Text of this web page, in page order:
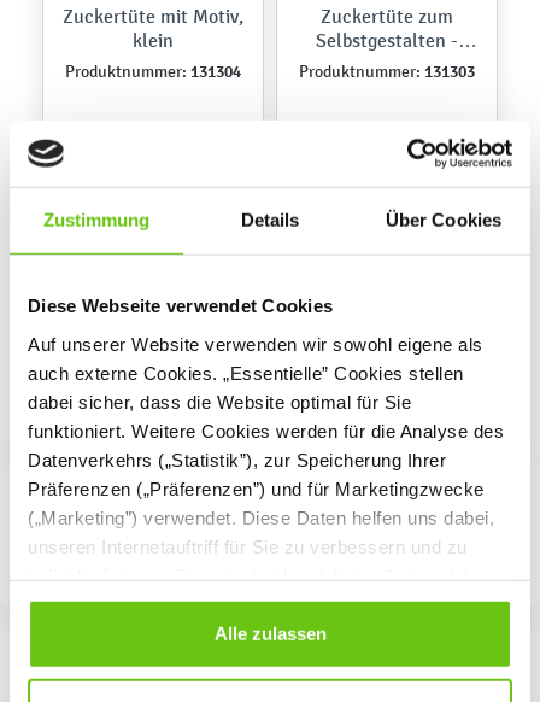
Zustimmung Details Über Cookies
Diese Webseite verwendet Cookies
Auf unserer Website verwenden wir sowohl eigene als
auch externe Cookies. „Essentielle” Cookies stellen
dabei sicher, dass die Website optimal für Sie
funktioniert. Weitere Cookies werden für die Analyse des
Datenverkehrs („Statistik”), zur Speicherung Ihrer
Präferenzen („Präferenzen”) und für Marketingzwecke
(„Marketing”) verwendet. Diese Daten helfen uns dabei,
unseren Internetauftriff für Sie zu verbessern und zu
Cookies Sie erlauben. Verweigern Sie Ihre Zustimmung,
wählen Sie „Alle ablehnen” – in diesem Fall werden nur
Daten verarbeitet, die für den Besuch unserer Website
Alle zulassen
Zuckertüte mit Motiv,
klein
Produktnummer: 131304
Zuckertüte zum
Selbstgestalten -
klein
Produktnummer: 131303
19,90 €
Niedrigster Preis der
letzten 30 Tage vor
Anwendung der
19,90 €